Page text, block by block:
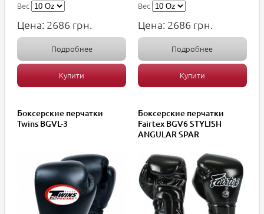
Вес
Цена: 2686 грн.
Подробнее
Купити
Вес
Цена: 2686 грн.
Подробнее
Купити
Боксерские перчатки
Twins BGVL-3
Боксерские перчатки
Fairtex BGV6 STYLISH
ANGULAR SPAR